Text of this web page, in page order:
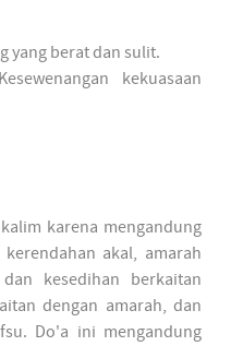
yang berat dan sulit.
kekuasaan
karena mengandung
akal, amarah
kesedihan berkaitan
dengan amarah, dan
Do'a ini mengandung